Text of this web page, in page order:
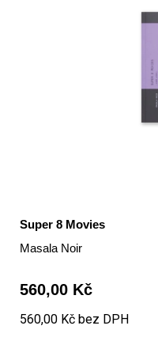
Super 8 Movies
Masala Noir
560,00 Kč
560,00 Kč bez DPH